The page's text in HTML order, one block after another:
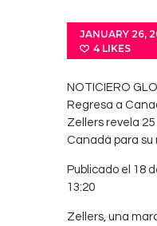
Shows
Sports
Events
Store
Cine
JANUARY 26,
4 LIKES
NOTICIERO
Regresa a
Zellers revela
Canadá para su
Publicado el 18
13:20
Zellers, una